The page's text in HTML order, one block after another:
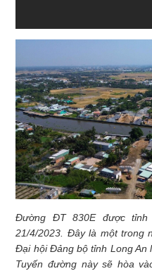
Đường ĐT 830E được
21/4/2023. Đây là một trong
Đại hội Đảng bộ tỉnh Long An
Tuyến đường này sẽ hòa